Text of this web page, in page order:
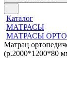
Каталог
МАТРАСЫ
МАТРАСЫ
Матрац
(р.2000*1200*80